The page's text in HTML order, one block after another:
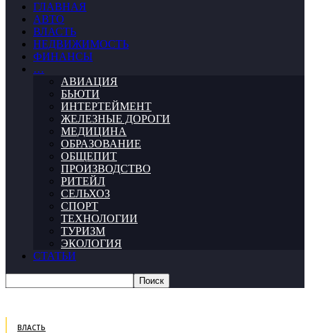
ГЛАВНАЯ
АВТО
ВЛАСТЬ
НЕДВИЖИМОСТЬ
ФИНАНСЫ
…
АВИАЦИЯ
БЬЮТИ
ИНТЕРТЕЙМЕНТ
ЖЕЛЕЗНЫЕ ДОРОГИ
МЕДИЦИНА
ОБРАЗОВАНИЕ
ОБЩЕПИТ
ПРОИЗВОДСТВО
РИТЕЙЛ
СЕЛЬХОЗ
СПОРТ
ТЕХНОЛОГИИ
ТУРИЗМ
ЭКОЛОГИЯ
СТАТЬИ
ВЛАСТЬ